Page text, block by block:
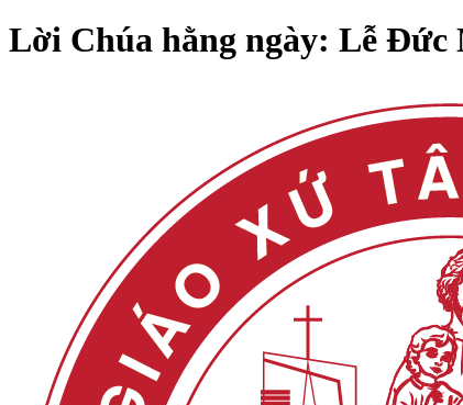
Lời Chúa hằng ngày: Lễ Đức